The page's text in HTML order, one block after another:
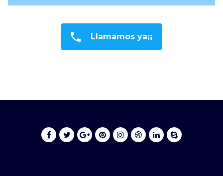
Llamamos ya¡¡